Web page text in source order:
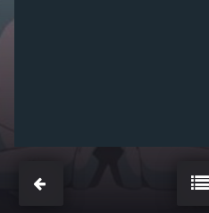
PELÍCULAS